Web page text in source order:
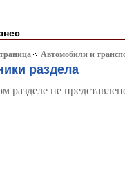
Автомобили и
раздела
разделе не